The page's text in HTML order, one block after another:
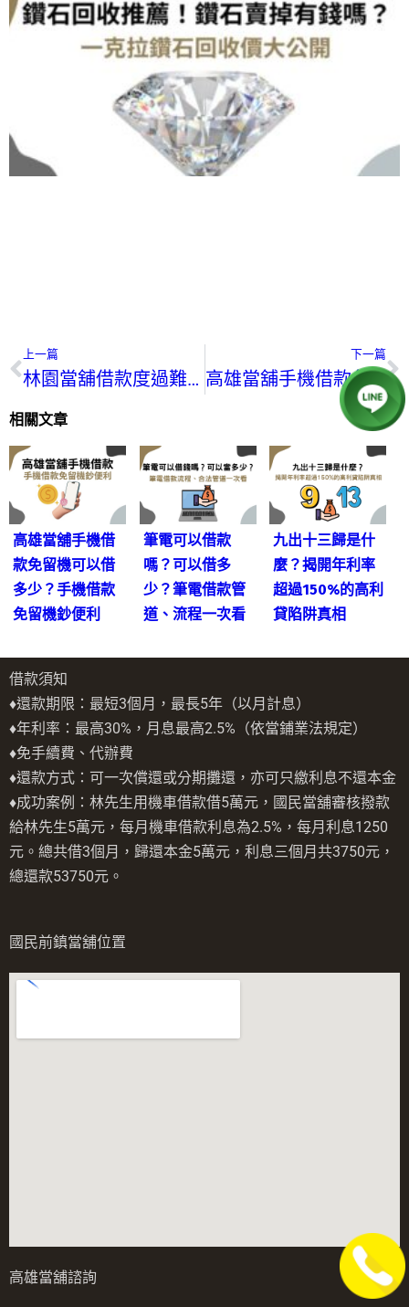
上一篇
林園當舖借款度過難關，林園當舖小金豆回收經驗分享
下一篇
高雄當舖手機借款免留機可以借多少？手機借款免留機鈔便利
相關文章
高雄當舖手機借
款免留機可以借
多少？手機借款
免留機鈔便利
筆電可以借款
嗎？可以借多
少？筆電借款管
道、流程一次看
九出十三歸是什
麼？揭開年利率
超過150%的高利
貸陷阱真相
借款須知
♦還款期限：最短3個月，最長5年（以月計息）
♦年利率：最高30%，月息最高2.5%（依當鋪業法規定）
♦免手續費、代辦費
♦還款方式：可一次償還或分期攤還，亦可只繳利息不還本金
♦成功案例：林先生用機車借款借5萬元，國民當舖審核撥款
給林先生5萬元，每月機車借款利息為2.5%，每月利息1250
元。總共借3個月，歸還本金5萬元，利息三個月共3750元，
總還款53750元。
國民前鎮當舖位置
高雄當舖諮詢